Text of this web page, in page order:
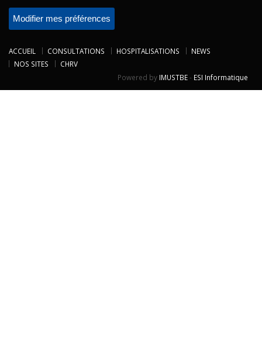
Modifier mes préférences
ACCUEIL CONSULTATIONS HOSPITALISATIONS
NEWS
NOS SITES
CHRV
Powered by IMUSTBE- ESI Informatique